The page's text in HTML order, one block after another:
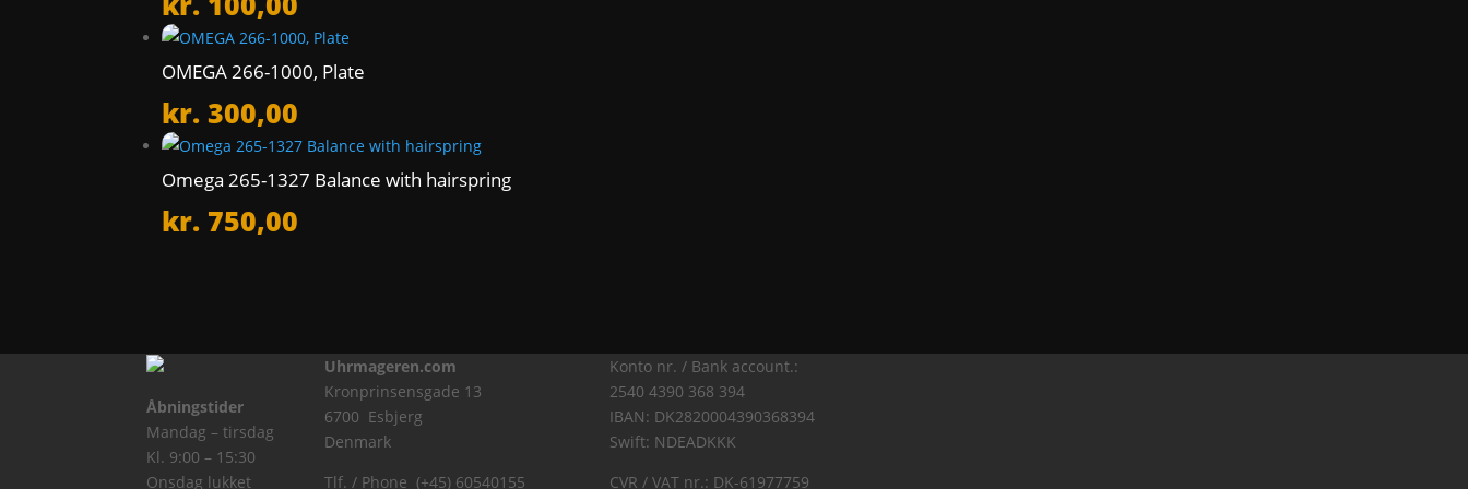
OMEGA 266-1000, Plate
kr. 300,00
Omega 265-1327 Balance with hairspring
kr. 750,00
Åbningstider
Mandag – tirsdag
Kl. 9:00 – 15:30
Onsdag lukket
Uhrmageren.com
Kronprinsensgade 13
6700 Esbjerg
Denmark
Tlf. / Phone (+45) 60540155
Konto nr. / Bank account.:
2540 4390 368 394
IBAN: DK2820004390368394
Swift: NDEADKKK
CVR / VAT nr.: DK-61977759